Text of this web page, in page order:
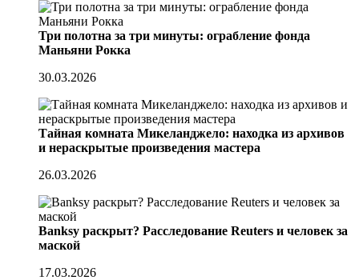
Три полотна за три минуты: ограбление фонда
Маньяни Рокка
30.03.2026
Тайная комната Микеланджело: находка из архивов
и нераскрытые произведения мастера
26.03.2026
Banksy раскрыт? Расследование Reuters и человек за
маской
17.03.2026